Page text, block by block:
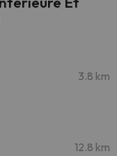
3.8 km
12.8 km